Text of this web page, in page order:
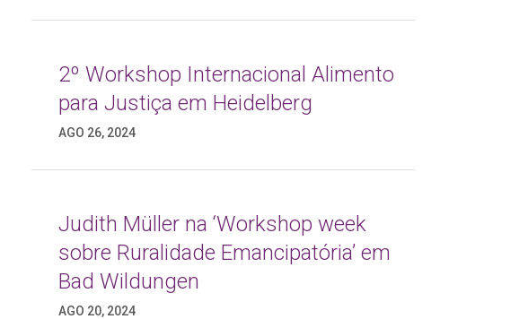
2º Workshop Internacional Alimento
para Justiça em Heidelberg
AGO 26, 2024
Judith Müller na ‘Workshop week
sobre Ruralidade Emancipatória’ em
Bad Wildungen
AGO 20, 2024